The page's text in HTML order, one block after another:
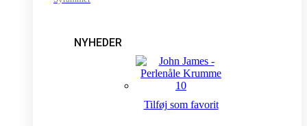
NYHEDER
Tilføj som favorit